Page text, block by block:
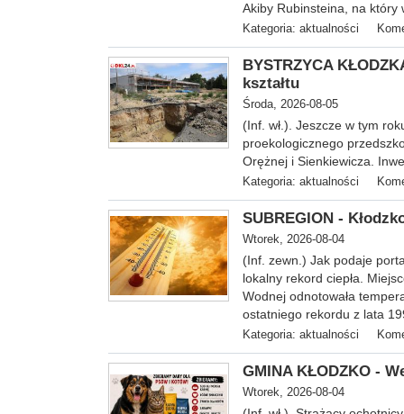
Akiby Rubinsteina, na który
Kategoria: aktualności
BYSTRZYCA
kształtu
Środa, 2026-08-05
(Inf. wł.). Jeszcze w tym
proekologicznego
Orężnej i Sienkiewicza.
Kategoria: aktualności
SUBREGION -
Wtorek, 2026-08-04
(Inf. zewn.) Jak podaje
lokalny rekord ciepła.
Wodnej odnotowała
ostatniego rekordu z lata
Kategoria: aktualności
GMINA KŁODZKO -
Wtorek, 2026-08-04